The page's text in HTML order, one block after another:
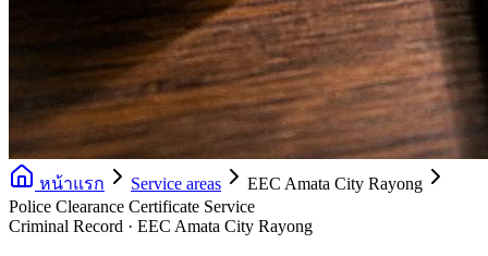
หน้าแรก Service areas
EEC Amata City Rayong
Police Clearance Certificate Service
Criminal Record · EEC Amata City Rayong